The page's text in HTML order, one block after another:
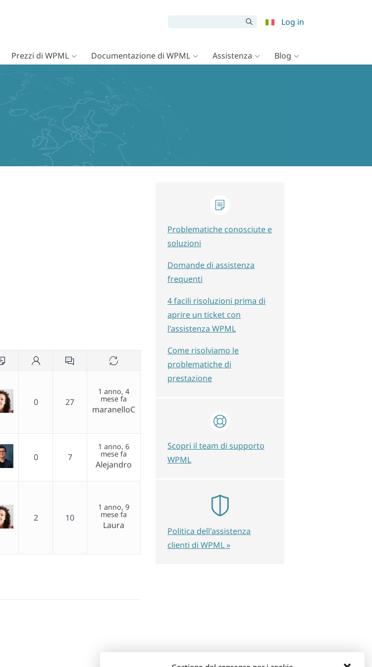
Log in
Prezzi di WPML Documentazione di WPML Assistenza Blog
0 27
1 anno, 4
mese fa
maranelloC
0 7
1 anno, 6
mese fa
Alejandro
2 10
1 anno, 9
mese fa
Laura
Problematiche conosciute e
soluzioni
Domande di assistenza
frequenti
4 facili risoluzioni prima di
aprire un ticket con
l'assistenza WPML
Come risolviamo le
problematiche di
prestazione
Scopri il team di supporto
WPML
Politica dell'assistenza
clienti di WPML »